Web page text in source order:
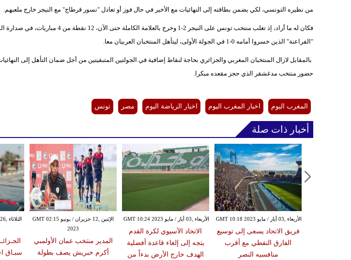
من نظيره التونسي، لكي يضمن بطاقته إلى النهائيات مع الأخير في حال فوز أو تعادل "نسور قرطاج" مع النيجر خارج ملعبهم.
"الفراعنة" الذين خسروا أمامه 0-1 في الجولة الأولى، ليتأهل المنتخبان العربيان معا.
بالمقابل لازال المنتخبان المغربي والجزائري بحاجة لنقاط إضافية في الجولتين المتبقيتين من أجل ضمان التأهل إلى
حضور منتخب مدغشقر الذي حجز مقعده مبكرا.
المغرب اليوم اخبار المغرب اليوم اخبار الرياضة اليوم مصر تونس
أخبار ذات صلة
سبـاق
الإثنين ,12 حزيران / يونيو GMT 02:15
2023
المدير منتخب عمان الأولمبي
أكرم حبريش يصف بطولة
الأربعاء ,03 أيار / مايو GMT 10:24 2023
الاتحاد الآسيوي لكرة القدم
يتجه إلى إلغاء قاعدة أفضلية
الهدف خارج الأرض بدءاً من
الأربعاء ,03 أيار / مايو GMT 10:18 2023
فريق الاتحاد يسعى إلى توسيع
الفارق النقطي مع أقرب
منافسيه النصر